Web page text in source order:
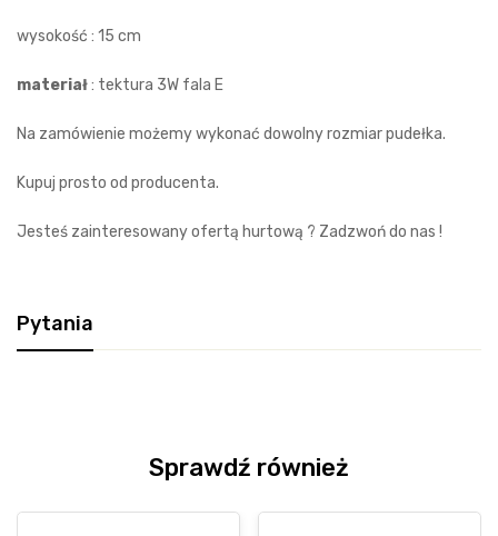
wysokość : 15 cm
materiał: tektura 3W fala E
Na zamówienie możemy wykonać dowolny rozmiar pudełka.
Kupuj prosto od producenta.
Jesteś zainteresowany ofertą hurtową ? Zadzwoń do nas !
Pytania
Sprawdź również